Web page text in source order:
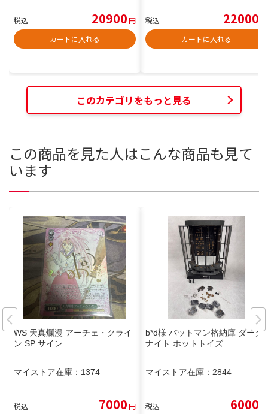
税込 20900円
カートに入れる
税込 22000
カートに入れる
このカテゴリをもっと見る
この商品を見た人はこんな商品も見て
います
WS 天真爛漫 アーチェ・クライ
ン SP サイン
マイストア在庫： 1374
税込 7000円
b*d様 バットマン格納庫 ダーク
ナイト ホットトイズ
マイストア在庫： 2844
税込 6000